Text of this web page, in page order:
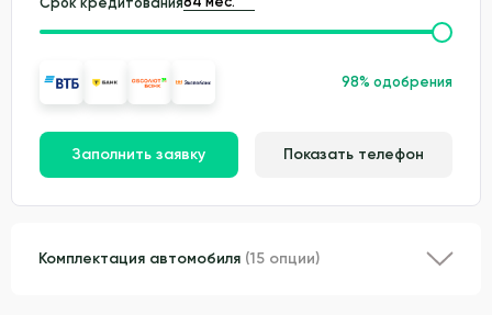
98% одобрения
Заполнить заявку Показать телефон
Комплектация автомобиля (15 опции)